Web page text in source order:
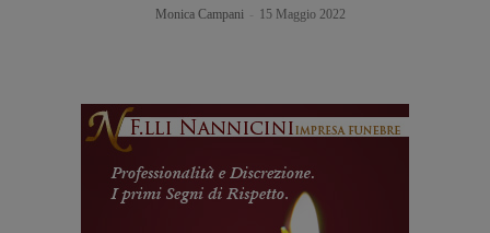
Monica Campani 15 Maggio 2022